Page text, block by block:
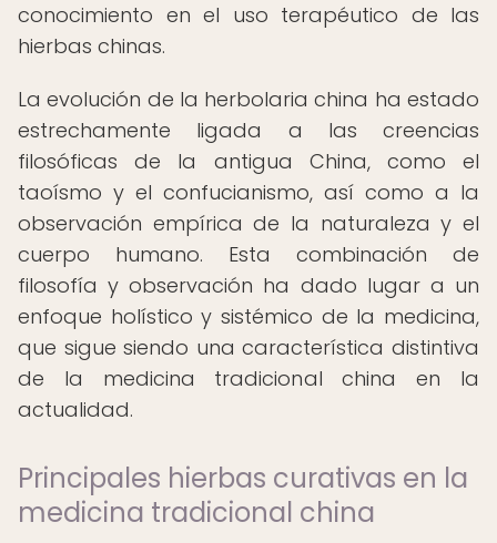
conocimiento en el uso terapéutico de las
hierbas chinas.
La evolución de la herbolaria china ha estado
estrechamente ligada a las creencias
filosóficas de la antigua China, como el
taoísmo y el confucianismo, así como a la
observación empírica de la naturaleza y el
cuerpo humano. Esta combinación de
filosofía y observación ha dado lugar a un
enfoque holístico y sistémico de la medicina,
que sigue siendo una característica distintiva
de la medicina tradicional china en la
actualidad.
Principales hierbas curativas en la
medicina tradicional china